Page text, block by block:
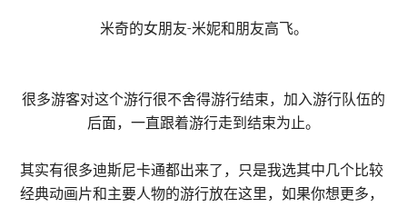
米奇的女朋友-米妮和朋友高飞。
很多游客对这个游行很不舍得游行结束，加入游行队伍的
后面，一直跟着游行走到结束为止。
其实有很多迪斯尼卡通都出来了，只是我选其中几个比较
经典动画片和主要人物的游行放在这里，如果你想更多，